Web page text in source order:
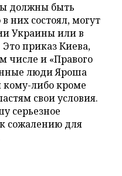
должны быть
них состоял, могут
Украины или в
приказ Киева,
числе и «Правого
люди Яроша
кому-либо кроме
свои условия.
серьезное
сожалению для